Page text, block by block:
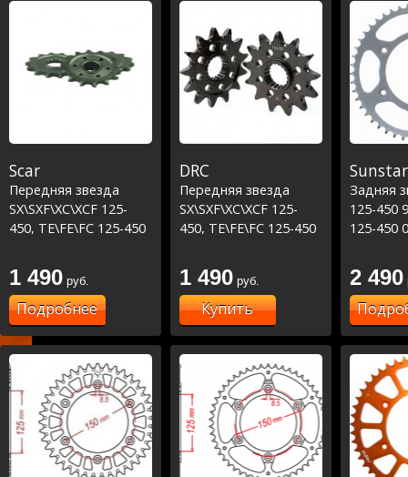
Scar
Передняя звезда
SX\SXF\XC\XCF 125-
450, TE\FE\FC 125-450
1 490 руб.
Подробнее
DRC
Передняя звезда
SX\SXF\XC\XCF 125-
450, TE\FE\FC 125-450
2026
1 490 руб.
Купить
Sunstar
Задняя
125-450
125-450
2 490